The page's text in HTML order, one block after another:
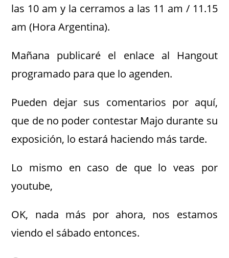
las 10 am y la cerramos a las 11 am / 11.15
am (Hora Argentina).
Mañana publicaré el enlace al Hangout
programado para que lo agenden.
Pueden dejar sus comentarios por aquí,
que de no poder contestar Majo durante su
exposición, lo estará haciendo más tarde.
Lo mismo en caso de que lo veas por
youtube,
OK, nada más por ahora, nos estamos
viendo el sábado entonces.